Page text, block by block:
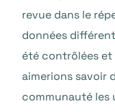
revue dans le
données
été contrôlées et
aimerions savoir
communauté les